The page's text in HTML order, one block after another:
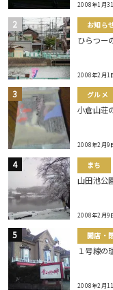
2008年1月
お知ら
ひらつー
2008年2月1
グルメ
小倉山荘
2008年2月9
まち
山田池公
2008年2月9
開店・
１号線の
2008年2月